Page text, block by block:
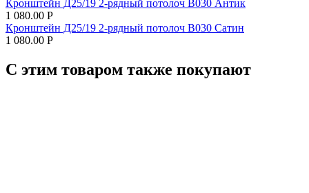
Кронштейн Д25/19 2-рядный потолоч В030 Антик
1 080.00 Р
Кронштейн Д25/19 2-рядный потолоч В030 Сатин
1 080.00 Р
С этим товаром также покупают